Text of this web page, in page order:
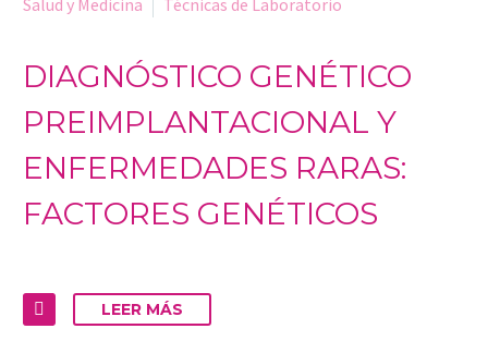
Salud y Medicina
Técnicas de Laboratorio
DIAGNÓSTICO GENÉTICO
PREIMPLANTACIONAL Y
ENFERMEDADES RARAS:
FACTORES GENÉTICOS
LEER MÁS